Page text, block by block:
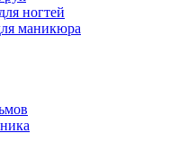
ногтей
маникюра